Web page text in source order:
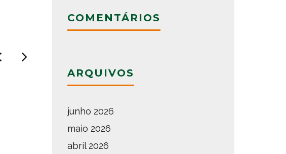
COMENTÁRIOS
ARQUIVOS
junho 2026
maio 2026
abril 2026